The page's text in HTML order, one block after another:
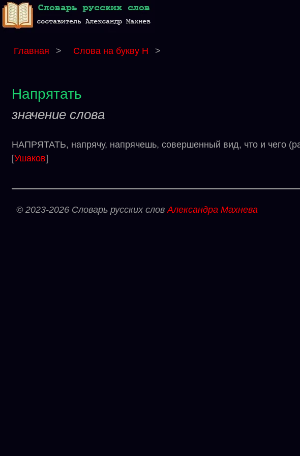
Главная > Слова на букву Н >
Напрятать
значение слова
НАПРЯТАТЬ, напрячу, напрячешь, совершенный вид, что и чего
[Ушаков]
© 2023-2026 Словарь русских словАлександра Махнева